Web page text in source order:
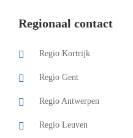
Regionaal contact
Regio Kortrijk
Regio Gent
Regio Antwerpen
Regio Leuven